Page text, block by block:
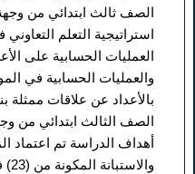
الصف ثالث ابتدائي من
استراتيجية التعلم التعاوني
العمليات الحسابية على
والعمليات الحسابية في
بالأعداد عن علاقات ممثلة
الصف الثالث ابتدائي من
أهداف الدراسة تم اعتماد